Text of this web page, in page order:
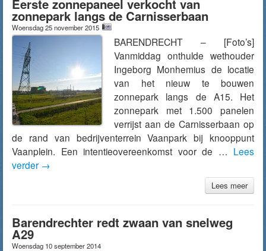
Eerste zonnepaneel verkocht van
zonnepark langs de Carnisserbaan
Woensdag 25 november 2015
BARENDRECHT – [Foto’s]
Vanmiddag onthulde wethouder
Ingeborg Monhemius de locatie
van het nieuw te bouwen
zonnepark langs de A15. Het
zonnepark met 1.500 panelen
verrijst aan de Carnisserbaan op
de rand van bedrijventerrein Vaanpark bij knooppunt
Vaanplein. Een intentieovereenkomst voor de … Lees
verder →
Lees meer
Barendrechter redt zwaan van snelweg
A29
Woensdag 10 september 2014